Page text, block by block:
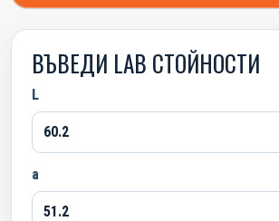
ВЪВЕДИ LAB СТОЙНОСТИ
L
a